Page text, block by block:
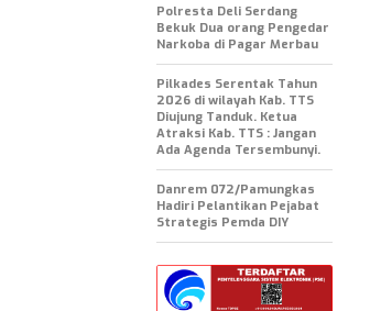
Polresta Deli Serdang
Bekuk Dua orang Pengedar
Narkoba di Pagar Merbau
Pilkades Serentak Tahun
2026 di wilayah Kab. TTS
Diujung Tanduk. Ketua
Atraksi Kab. TTS : Jangan
Ada Agenda Tersembunyi.
Danrem 072/Pamungkas
Hadiri Pelantikan Pejabat
Strategis Pemda DIY